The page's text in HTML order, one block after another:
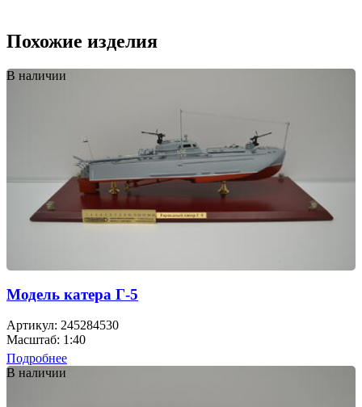
Похожие изделия
В наличии
Модель катера Г-5
Артикул: 245284530
Масштаб: 1:40
Подробнее
В наличии